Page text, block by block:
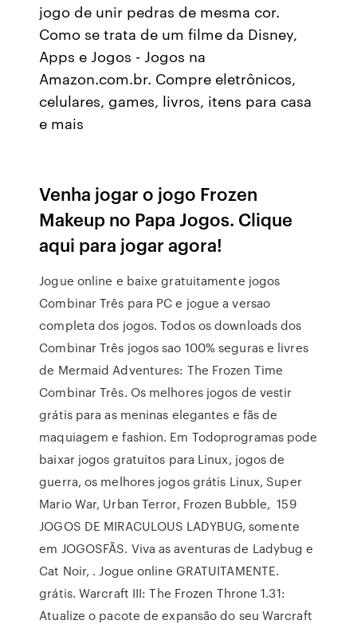
jogo de unir pedras de mesma cor.
Como se trata de um filme da Disney,
Apps e Jogos - Jogos na
Amazon.com.br. Compre eletrônicos,
celulares, games, livros, itens para casa
e mais
Venha jogar o jogo Frozen
Makeup no Papa Jogos. Clique
aqui para jogar agora!
Jogue online e baixe gratuitamente jogos
Combinar Três para PC e jogue a versao
completa dos jogos. Todos os downloads dos
Combinar Três jogos sao 100% seguras e livres
de Mermaid Adventures: The Frozen Time
Combinar Três. Os melhores jogos de vestir
grátis para as meninas elegantes e fãs de
maquiagem e fashion. Em Todoprogramas pode
baixar jogos gratuitos para Linux, jogos de
guerra, os melhores jogos grátis Linux, Super
Mario War, Urban Terror, Frozen Bubble, 159
JOGOS DE MIRACULOUS LADYBUG, somente
em JOGOSFÃS. Viva as aventuras de Ladybug e
Cat Noir, . Jogue online GRATUITAMENTE.
grátis. Warcraft III: The Frozen Throne 1.31:
Atualize o pacote de expansão do seu Warcraft